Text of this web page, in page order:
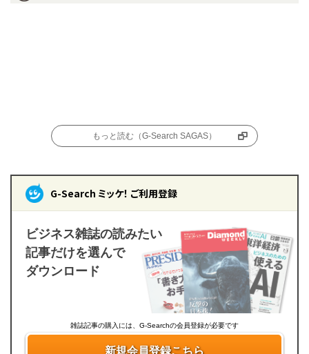
もっと読む（G-Search SAGAS）
G-Search ミッケ！ ご利用登録
ビジネス雑誌の読みたい
記事だけを選んで
ダウンロード
雑誌記事の購入には、G-Searchの会員登録が必要です
新規会員登録こちら